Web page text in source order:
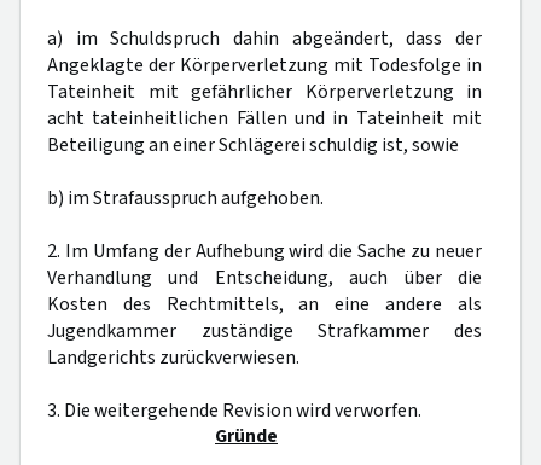
a) im Schuldspruch dahin abgeändert, dass der
Angeklagte der Körperverletzung mit Todesfolge in
Tateinheit mit gefährlicher Körperverletzung in
acht tateinheitlichen Fällen und in Tateinheit mit
Beteiligung an einer Schlägerei schuldig ist, sowie
b) im Strafausspruch aufgehoben.
2. Im Umfang der Aufhebung wird die Sache zu neuer
Verhandlung und Entscheidung, auch über die
Kosten des Rechtmittels, an eine andere als
Jugendkammer zuständige Strafkammer des
Landgerichts zurückverwiesen.
3. Die weitergehende Revision wird verworfen.
Gründe